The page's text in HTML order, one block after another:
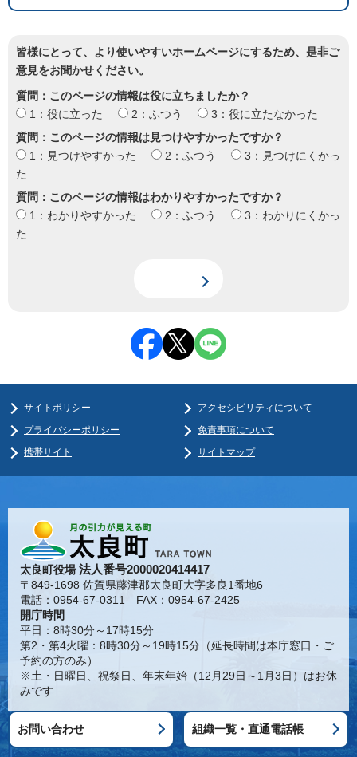
皆様にとって、より使いやすいホームページにするため、是非ご
意見をお聞かせください。
質問：このページの情報は役に立ちましたか？
1：役に立った
2：ふつう
3：役に立たなかった
質問：このページの情報は見つけやすかったですか？
1：見つけやすかった
2：ふつう
3：見つけにくかっ
た
質問：このページの情報はわかりやすかったですか？
1：わかりやすかった
2：ふつう
3：わかりにくかっ
た
サイトポリシー
アクセシビリティについて
プライバシーポリシー
免責事項について
携帯サイト
サイトマップ
太良町役場法人番号2000020414417
〒849-1698 佐賀県藤津郡太良町大字多良1番地6
電話：0954-67-0311 FAX：0954-67-2425
開庁時間
平日：8時30分～17時15分
第2・第4火曜：8時30分～19時15分（延長時間は本庁窓口・ご
予約の方のみ）
※土・日曜日、祝祭日、年末年始（12月29日～1月3日）はお休
みです
お問い合わせ 組織一覧・直通電話帳